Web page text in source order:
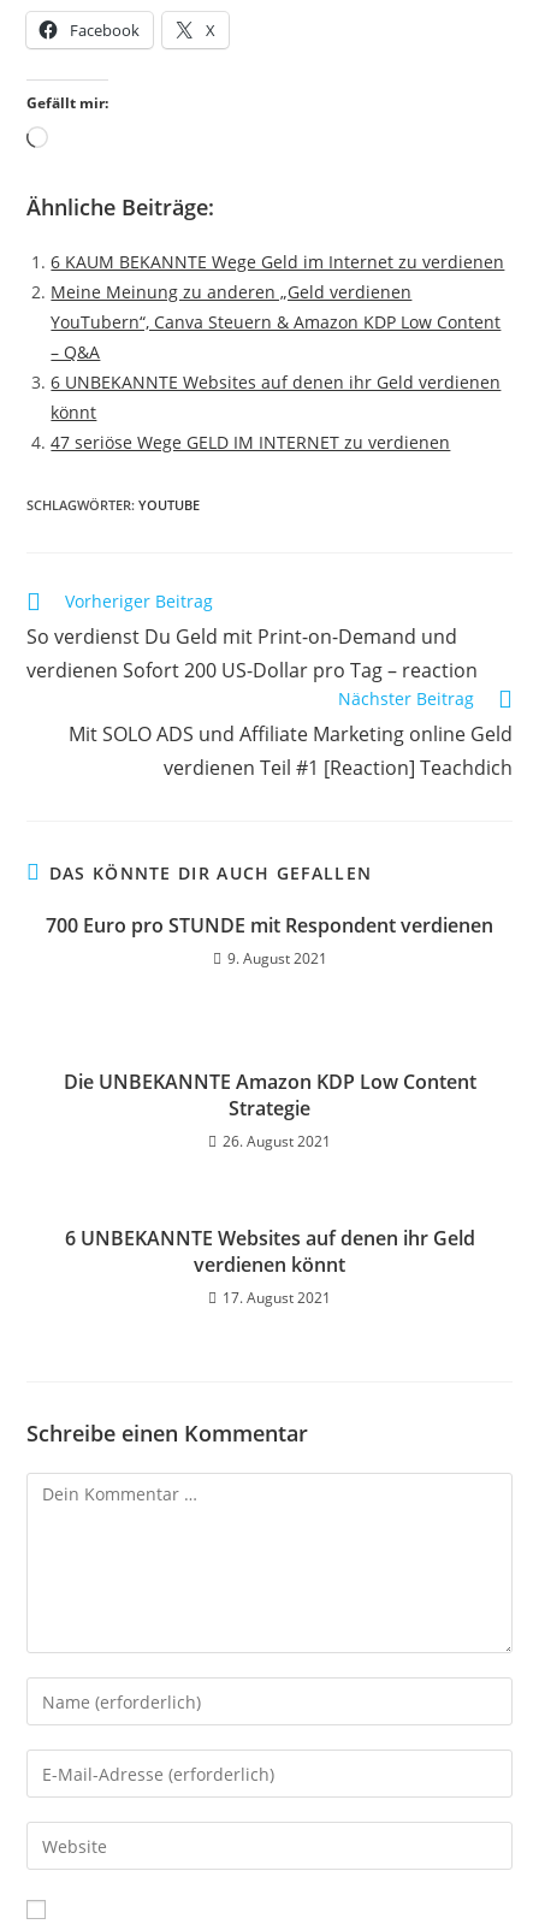
Facebook X
Gefällt mir:
Wird
Ähnliche Beiträge:
6 KAUM BEKANNTE Wege Geld im Internet zu verdienen
Meine Meinung zu anderen „Geld verdienen
YouTubern“, Canva Steuern & Amazon KDP Low Content
– Q&A
6 UNBEKANNTE Websites auf denen ihr Geld verdienen
könnt
47 seriöse Wege GELD IM INTERNET zu verdienen
SCHLAGWÖRTER:YOUTUBE
Weitere
ansehen
Vorheriger Beitrag
So verdienst Du Geld mit Print-on-Demand und
verdienen Sofort 200 US-Dollar pro Tag – reaction
Nächster Beitrag
Mit SOLO ADS und Affiliate Marketing online Geld
verdienen Teil #1 [Reaction] Teachdich
DAS KÖNNTE DIR AUCH GEFALLEN
700 Euro pro STUNDE mit Respondent verdienen
9. August 2021
Die UNBEKANNTE Amazon KDP Low Content
Strategie
26. August 2021
6 UNBEKANNTE Websites auf denen ihr Geld
verdienen könnt
17. August 2021
Schreibe einen Kommentar
Kommentar
Gib
deinen
Namen
oder
zum
Kommentieren
ein
Gib
deine
E-
Mail-
zum
Gib
deine
Website-